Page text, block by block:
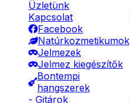
Üzletünk
Kapcsolat
Facebook
Natúrkozmetikumok
Jelmezek
Jelmez kiegészítők
Bontempi
hangszerek
- Gitárok